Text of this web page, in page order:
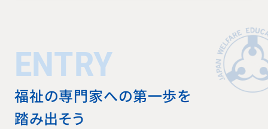
ENTRY
福祉の専門家への第一歩を
踏み出そう